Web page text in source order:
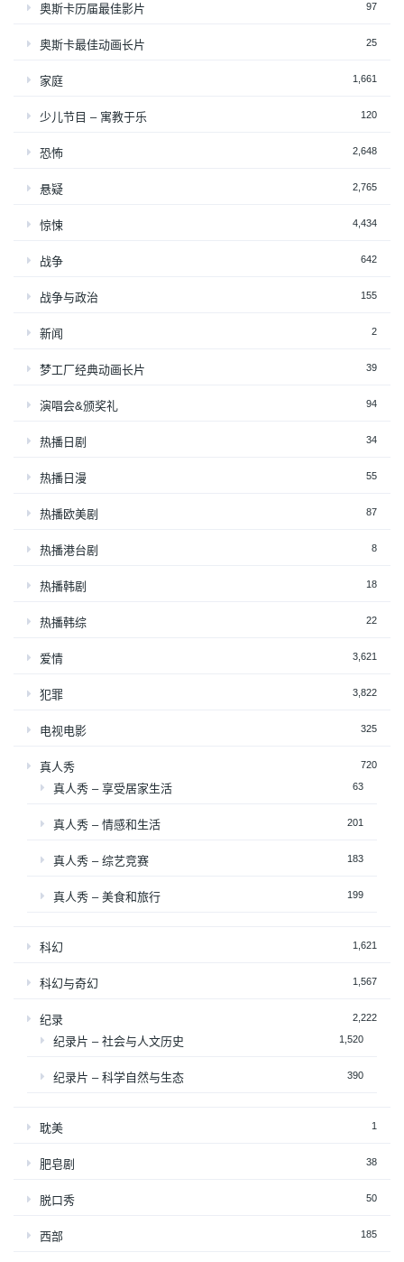
奥斯卡历届最佳影片 97
奥斯卡最佳动画长片 25
家庭 1,661
少儿节目 – 寓教于乐 120
恐怖 2,648
悬疑 2,765
惊悚 4,434
战争 642
战争与政治 155
新闻 2
梦工厂经典动画长片 39
演唱会&颁奖礼 94
热播日剧 34
热播日漫 55
热播欧美剧 87
热播港台剧 8
热播韩剧 18
热播韩综 22
爱情 3,621
犯罪 3,822
电视电影 325
真人秀 720
真人秀 – 享受居家生活 63
真人秀 – 情感和生活 201
真人秀 – 综艺竞赛 183
真人秀 – 美食和旅行 199
科幻 1,621
科幻与奇幻 1,567
纪录 2,222
纪录片 – 社会与人文历史 1,520
纪录片 – 科学自然与生态 390
耽美 1
肥皂剧 38
脱口秀 50
西部 185